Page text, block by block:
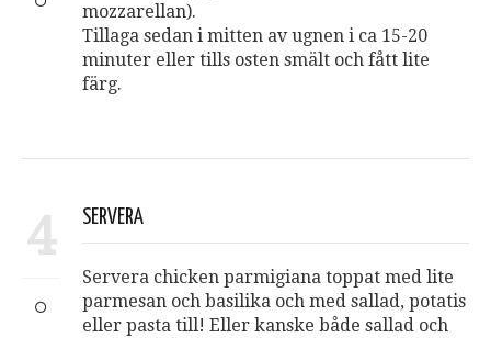
mozzarellan).
Tillaga sedan i mitten av ugnen i ca 15-20
minuter eller tills osten smält och fått lite
färg.
4 SERVERA
Servera chicken parmigiana toppat med lite
parmesan och basilika och med sallad, potatis
eller pasta till! Eller kanske både sallad och